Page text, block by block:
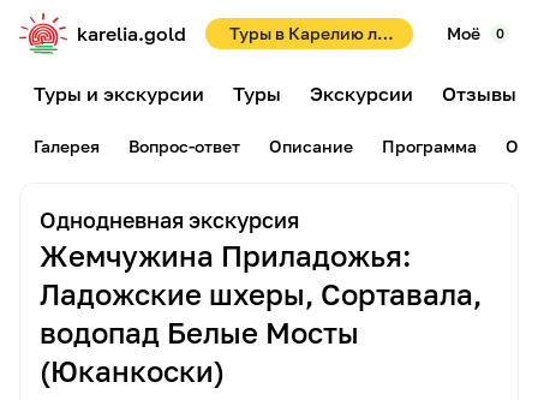
karelia.gold Туры в Карелию летом 2026! Раннее бронирование со скидками до 10%! Моё 0
Туры и экскурсии Туры Экскурсии Отзывы
Галерея Вопрос-ответ Описание Программа
Однодневная экскурсия
Жемчужина Приладожья:
Ладожские шхеры, Сортавала,
водопад Белые Мосты
(Юканкоски)